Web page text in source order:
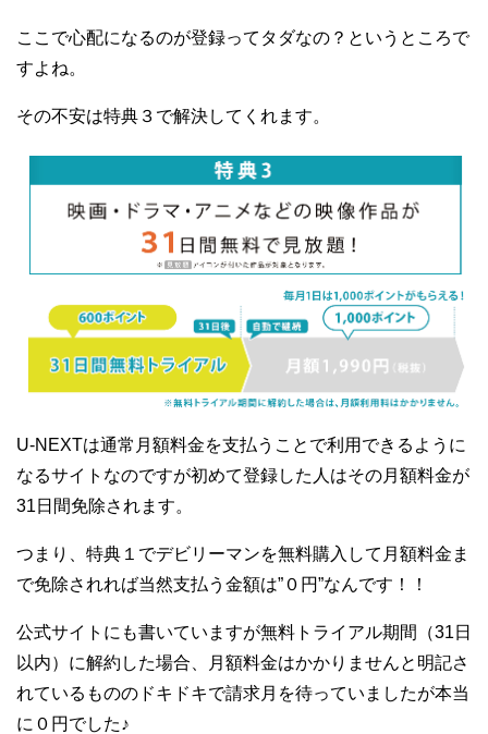
ここで心配になるのが登録ってタダなの？というところで
すよね。
その不安は特典３で解決してくれます。
U-NEXTは通常月額料金を支払うことで利用できるように
なるサイトなのですが初めて登録した人はその月額料金が
31日間免除されます。
つまり、特典１でデビリーマンを無料購入して月額料金ま
で免除されれば当然支払う金額は”０円”なんです！！
公式サイトにも書いていますが無料トライアル期間（31日
以内）に解約した場合、月額料金はかかりませんと明記さ
れているもののドキドキで請求月を待っていましたが本当
に０円でした♪